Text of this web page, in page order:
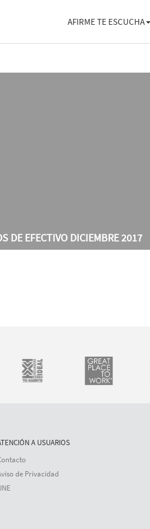
AFIRME TE ESCUCHA
DE EFECTIVO DICIEMBRE 2017
A USUARIOS
de Privacidad